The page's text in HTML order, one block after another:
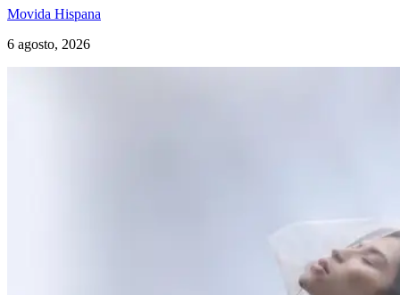
Movida Hispana
6 agosto, 2026